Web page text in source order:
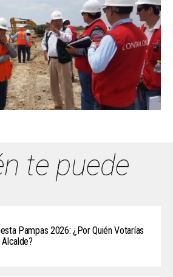
te puede
Pampas 2026: ¿Por Quién Votarías
Alcalde?